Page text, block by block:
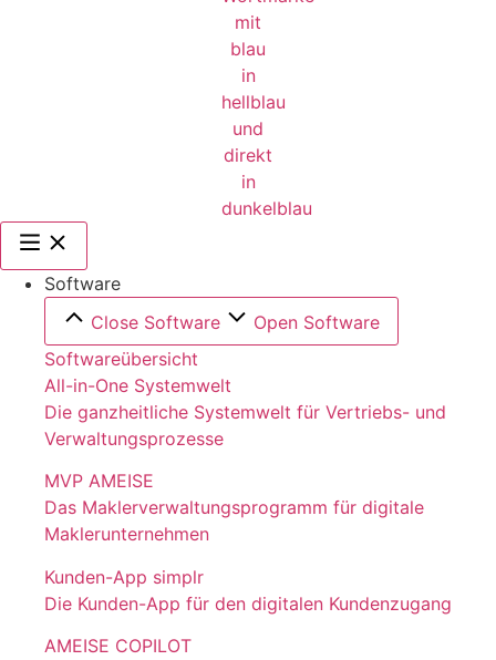
Software
Close Software
Open Software
Softwareübersicht
All-in-One Systemwelt
Die ganzheitliche Systemwelt für Vertriebs- und
Verwaltungsprozesse
MVP AMEISE
Das Maklerverwaltungsprogramm für digitale
Maklerunternehmen
Kunden-App simplr
Die Kunden-App für den digitalen Kundenzugang
AMEISE COPILOT